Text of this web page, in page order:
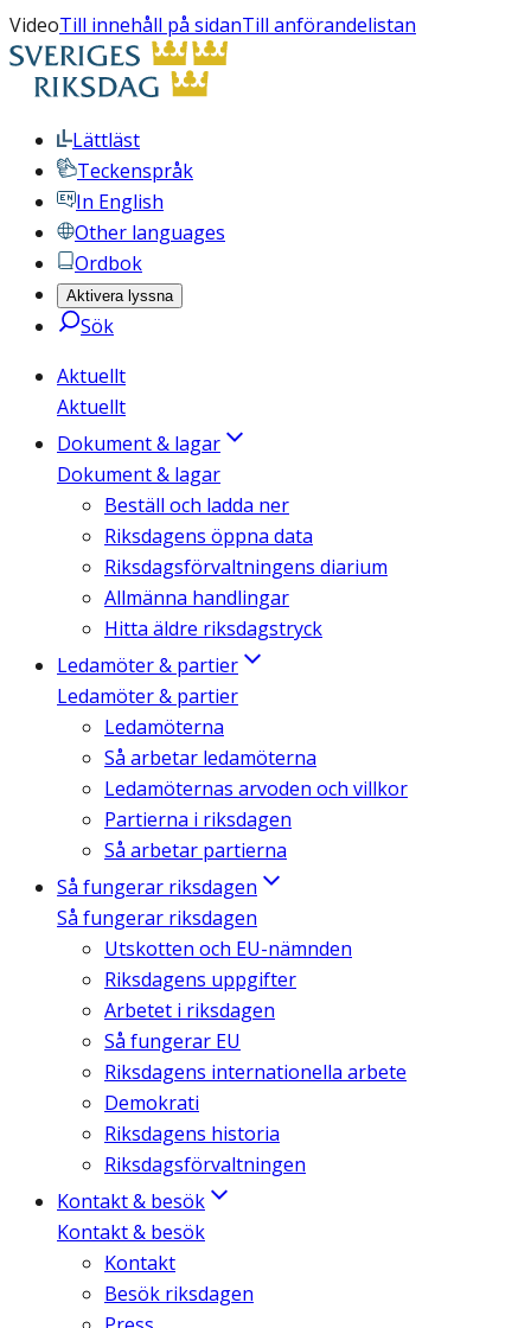
VideoTill innehåll på sidanTill anförandelistan
Lättläst
Teckenspråk
In English
Other languages
Ordbok
Aktivera lyssna
Sök
Aktuellt
Aktuellt
Dokument & lagar
Dokument & lagar
Beställ och ladda ner
Riksdagens öppna data
Riksdagsförvaltningens diarium
Allmänna handlingar
Hitta äldre riksdagstryck
Ledamöter & partier
Ledamöter & partier
Ledamöterna
Så arbetar ledamöterna
Ledamöternas arvoden och villkor
Partierna i riksdagen
Så arbetar partierna
Så fungerar riksdagen
Så fungerar riksdagen
Utskotten och EU-nämnden
Riksdagens uppgifter
Arbetet i riksdagen
Så fungerar EU
Riksdagens internationella arbete
Demokrati
Riksdagens historia
Riksdagsförvaltningen
Kontakt & besök
Kontakt & besök
Kontakt
Besök riksdagen